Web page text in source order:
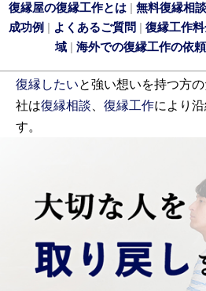
復縁屋の復縁工作とは | 無料復縁相談
成功例 | よくあるご質問 | 復縁工作
域| 海外での復縁工作の依頼
復縁したいと強い想いを持つ方
社は復縁相談 復縁工作により
す。